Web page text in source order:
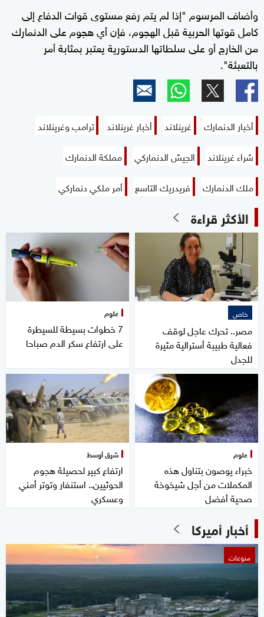
وأضاف المرسوم "إذا لم يتم رفع مستوى قوات الدفاع إلى
كامل قوتها الحربية قبل الهجوم، فإن أي هجوم على الدنمارك
من الخارج أو على سلطاتها الدستورية يعتبر بمثابة أمر
بالتعبئة".
أخبار الدنمارك غرينلاند أخبار غرينلاند
ترامب وغرينلاند
شراء غرينلاند
الجيش الدنماركي
مملكة الدنمارك
ملك الدنمارك
فريدريك التاسع أمر ملكي دنماركي
الأكثر قراءة
خاص
مصر.. تحرك عاجل لوقف
فعالية طبيبة أسترالية مثيرة
للجدل
علوم
7 خطوات بسيطة للسيطرة
على ارتفاع سكر الدم صباحا
علوم
خبراء يوصون بتناول هذه
المكملات من أجل شيخوخة
صحية أفضل
شرق أوسط
ارتفاع كبير لحصيلة هجوم
الحوثيين.. استنفار وتوتر أمني
وعسكري
أخبار أميركا
منوعات